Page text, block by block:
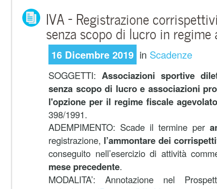
IVA – Registrazione
senza scopo di lucro in regime
16 Dicembre 2019 in Scadenze
SOGGETTI: Associazioni sportive
senza scopo di lucro e associazioni
l'opzione per il regime fiscale
398/1991.
ADEMPIMENTO: Scade il termine per
registrazione, l’ammontare dei
conseguito nell’esercizio di attività
mese precedente.
MODALITA’: Annotazione nel